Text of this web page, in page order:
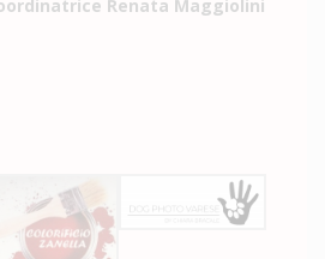
Renata Maggiolini